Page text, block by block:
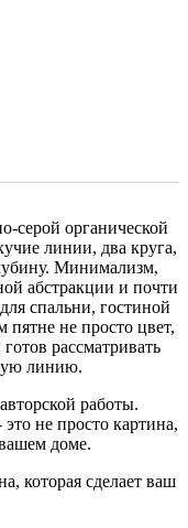
серой органической
линии, два круга,
Минимализм,
абстракции и почти
спальни, гостиной
пятне не просто цвет,
рассматривать
линию.
работы.
не просто картина,
доме.
которая сделает ваш